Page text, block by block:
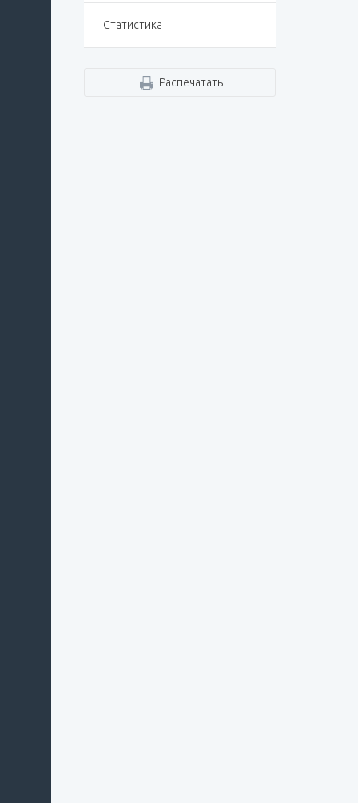
Статистика
Распечатать